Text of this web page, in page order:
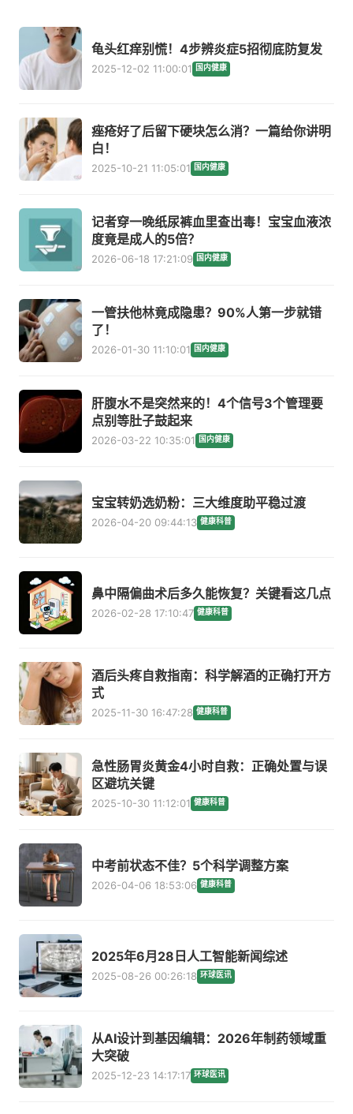
龟头红痒别慌！4步辨炎症5招彻底防复发
2025-12-02 11:00:01 国内健康
痤疮好了后留下硬块怎么消？一篇给你讲明
白！
2025-10-21 11:05:01 国内健康
记者穿一晚纸尿裤血里查出毒！宝宝血液浓
度竟是成人的5倍？
2026-06-18 17:21:09 国内健康
一管扶他林竟成隐患？90%人第一步就错
了！
2026-01-30 11:10:01 国内健康
肝腹水不是突然来的！4个信号3个管理要
点别等肚子鼓起来
2026-03-22 10:35:01 国内健康
宝宝转奶选奶粉：三大维度助平稳过渡
2026-04-20 09:44:13 健康科普
鼻中隔偏曲术后多久能恢复？关键看这几点
2026-02-28 17:10:47 健康科普
酒后头疼自救指南：科学解酒的正确打开方
式
2025-11-30 16:47:28 健康科普
急性肠胃炎黄金4小时自救：正确处置与误
区避坑关键
2025-10-30 11:12:01 健康科普
中考前状态不佳？5个科学调整方案
2026-04-06 18:53:06 健康科普
2025年6月28日人工智能新闻综述
2025-08-26 00:26:18 环球医讯
从AI设计到基因编辑：2026年制药领域重
大突破
2025-12-23 14:17:17 环球医讯